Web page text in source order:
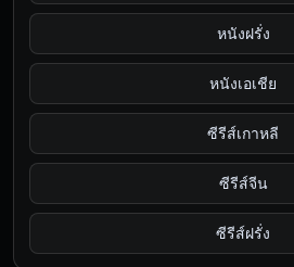
หนังฝรั่ง
หนังเอเชีย
ซีรีส์เกาหลี
ซีรีส์จีน
ซีรีส์ฝรั่ง